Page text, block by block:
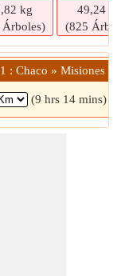
kg
49,24 kg
(825
: Chaco » Misiones
(9 hrs 14 mins)